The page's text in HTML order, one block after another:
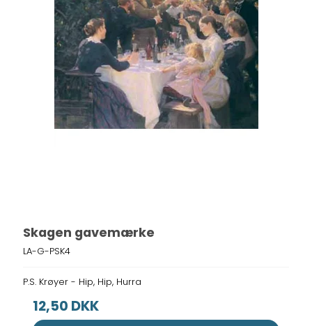
Skagen gavemærke
LA-G-PSK4
P.S. Krøyer - Hip, Hip, Hurra
12,50 DKK